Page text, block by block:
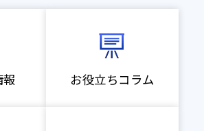
お役立ちコラム